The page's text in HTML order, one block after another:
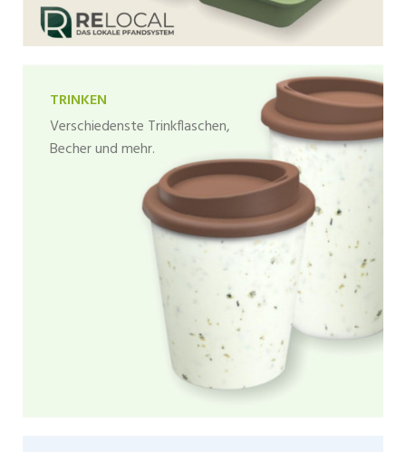
TRINKEN
Verschiedenste Trinkflaschen,
Becher und mehr.